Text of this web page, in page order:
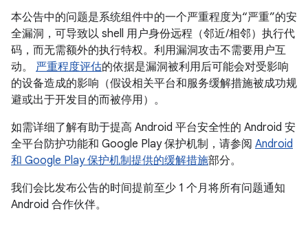
本公告中的问题是系统组件中的一个严重程度为“严重”的安
全漏洞，可导致以 shell 用户身份远程（邻近/相邻）执行代
码，而无需额外的执行特权。利用漏洞攻击不需要用户互
动。 严重程度评估的依据是漏洞被利用后可能会对受影响
的设备造成的影响（假设相关平台和服务缓解措施被成功规
避或出于开发目的而被停用）。
如需详细了解有助于提高 Android 平台安全性的 Android 安
全平台防护功能和 Google Play 保护机制，请参阅 Android
和 Google Play 保护机制提供的缓解措施部分。
我们会比发布公告的时间提前至少 1 个月将所有问题通知
Android 合作伙伴。